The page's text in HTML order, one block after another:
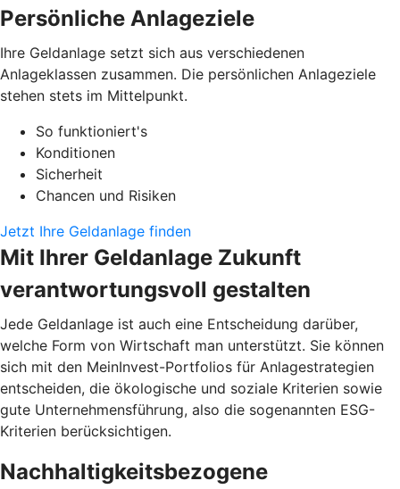
Persönliche Anlageziele
Ihre Geldanlage setzt sich aus verschiedenen
Anlageklassen zusammen. Die persönlichen Anlageziele
stehen stets im Mittelpunkt.
So funktioniert's
Konditionen
Sicherheit
Chancen und Risiken
Jetzt Ihre Geldanlage finden
Mit Ihrer Geldanlage Zukunft
verantwortungsvoll gestalten
Jede Geldanlage ist auch eine Entscheidung darüber,
welche Form von Wirtschaft man unterstützt. Sie können
sich mit den MeinInvest-Portfolios für Anlagestrategien
entscheiden, die ökologische und soziale Kriterien sowie
gute Unternehmensführung, also die sogenannten ESG-
Kriterien berücksichtigen.
Nachhaltigkeitsbezogene